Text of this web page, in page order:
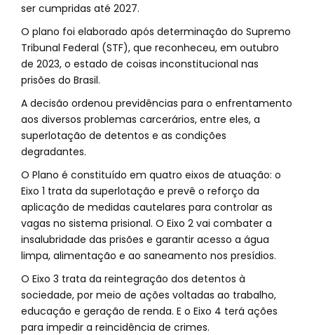
ser cumpridas até 2027.
O plano foi elaborado após determinação do Supremo
Tribunal Federal (STF), que reconheceu, em outubro
de 2023, o estado de coisas inconstitucional nas
prisões do Brasil.
A decisão ordenou previdências para o enfrentamento
aos diversos problemas carcerários, entre eles, a
superlotação de detentos e as condições
degradantes.
O Plano é constituído em quatro eixos de atuação: o
Eixo 1 trata da superlotação e prevê o reforço da
aplicação de medidas cautelares para controlar as
vagas no sistema prisional. O Eixo 2 vai combater a
insalubridade das prisões e garantir acesso a água
limpa, alimentação e ao saneamento nos presídios.
O Eixo 3 trata da reintegração dos detentos à
sociedade, por meio de ações voltadas ao trabalho,
educação e geração de renda. E o Eixo 4 terá ações
para impedir a reincidência de crimes.